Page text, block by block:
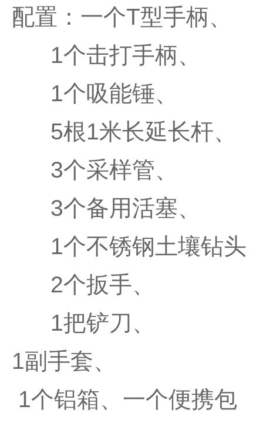
配置：一个T型手柄、
1个击打手柄、
1个吸能锤、
5根1米长延长杆、
3个采样管、
3个备用活塞、
1个不锈钢土壤钻头
2个扳手、
1把铲刀、
1副手套、
1个铝箱、一个便携包